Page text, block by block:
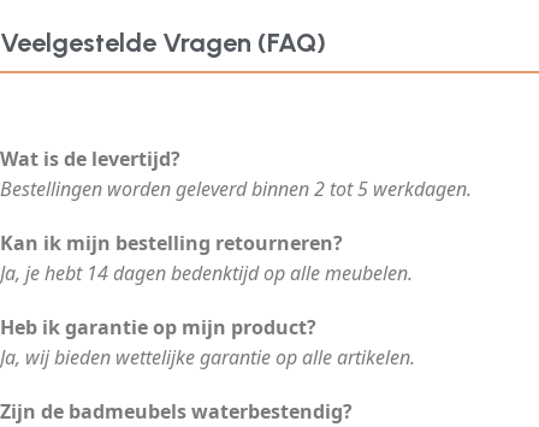
Veelgestelde Vragen (FAQ)
Wat is de levertijd?
Bestellingen worden geleverd binnen 2 tot 5 werkdagen.
Kan ik mijn bestelling retourneren?
Ja, je hebt 14 dagen bedenktijd op alle meubelen.
Heb ik garantie op mijn product?
Ja, wij bieden wettelijke garantie op alle artikelen.
Zijn de badmeubels waterbestendig?